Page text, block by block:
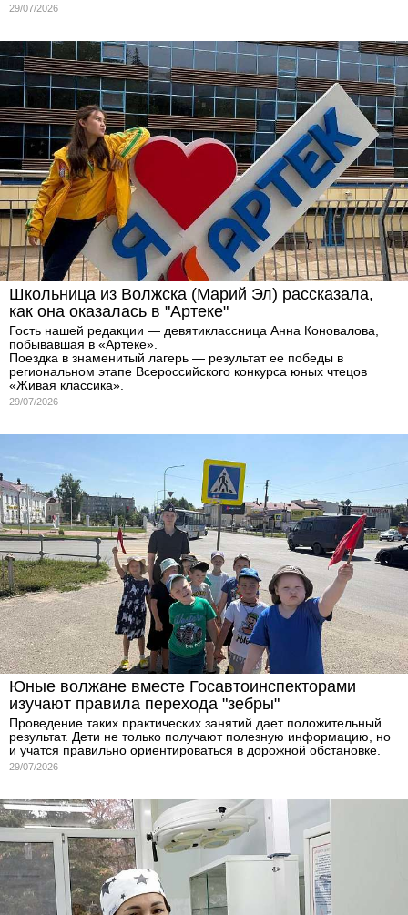
29/07/2026
Школьница из Волжска (Марий Эл) рассказала,
как она оказалась в "Артеке"
Гость нашей редакции — девятиклассница Анна Коновалова,
побывавшая в «Артеке».
Поездка в знаменитый лагерь — результат ее победы в
региональном этапе Всероссийского конкурса юных чтецов
«Живая классика».
29/07/2026
Юные волжане вместе Госавтоинспекторами
изучают правила перехода "зебры"
Проведение таких практических занятий дает положительный
результат. Дети не только получают полезную информацию, но
и учатся правильно ориентироваться в дорожной обстановке.
29/07/2026